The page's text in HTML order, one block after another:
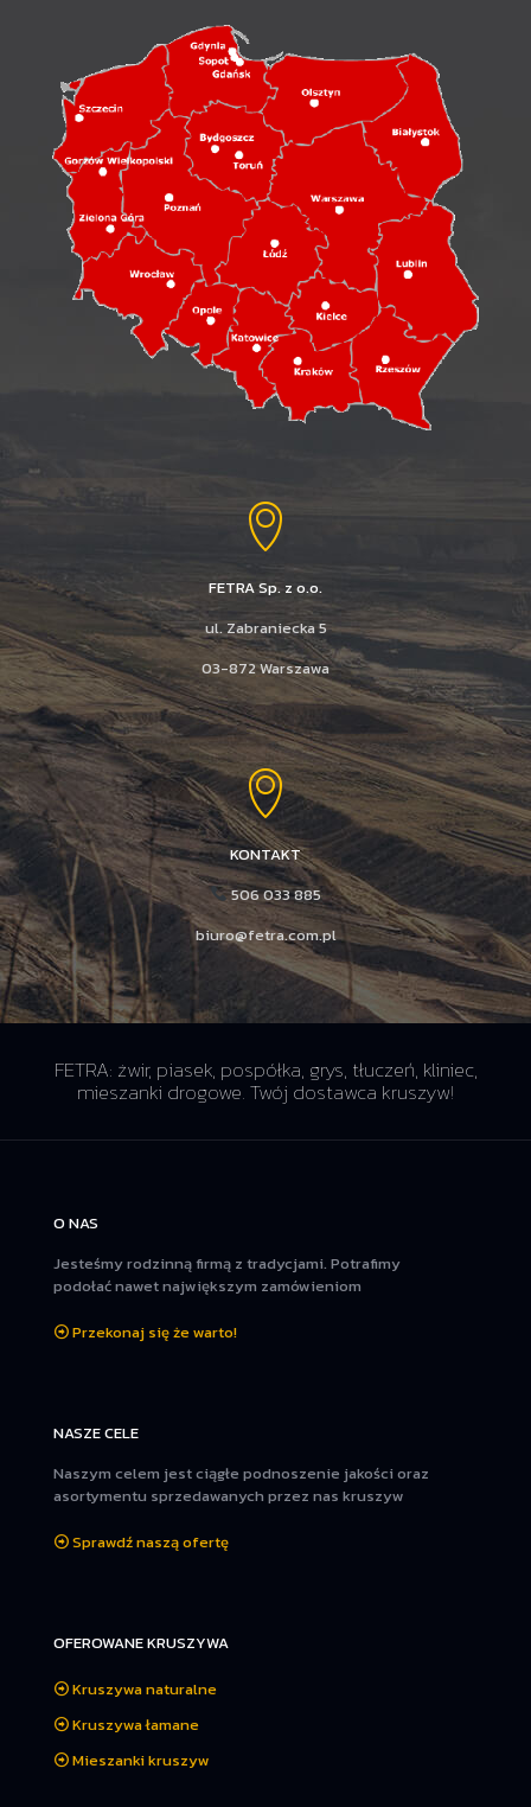
FETRA Sp. z o.o.
ul. Zabraniecka 5
03-872 Warszawa
KONTAKT
506 033 885
biuro@fetra.com.pl
FETRA: żwir, piasek, pospółka, grys, tłuczeń, kliniec,
mieszanki drogowe. Twój dostawca kruszyw!
O NAS
Jesteśmy rodzinną firmą z tradycjami. Potrafimy
podołać nawet największym zamówieniom
Przekonaj się że warto!
NASZE CELE
Naszym celem jest ciągłe podnoszenie jakości oraz
asortymentu sprzedawanych przez nas kruszyw
Sprawdź naszą ofertę
OFEROWANE KRUSZYWA
Kruszywa naturalne
Kruszywa łamane
Mieszanki kruszyw